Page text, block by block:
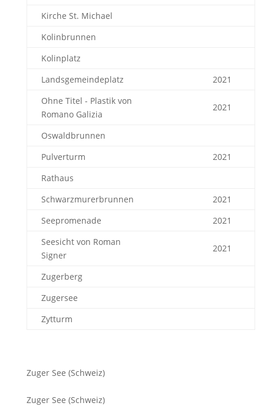
Kirche St. Michael
Kolinbrunnen
Kolinplatz
Landsgemeindeplatz
2021
Ohne Titel - Plastik von
Romano Galizia
2021
Oswaldbrunnen
Pulverturm
2021
Rathaus
Schwarzmurerbrunnen
2021
Seepromenade
2021
Seesicht von Roman
Signer
2021
Zugerberg
Zugersee
Zytturm
Zuger See (Schweiz)
Zuger See (Schweiz)